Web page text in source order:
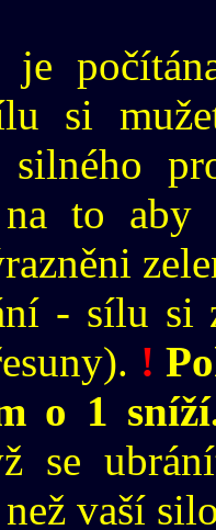
je
si
silného
to aby
- sílu si
!
o 1
se
vaší